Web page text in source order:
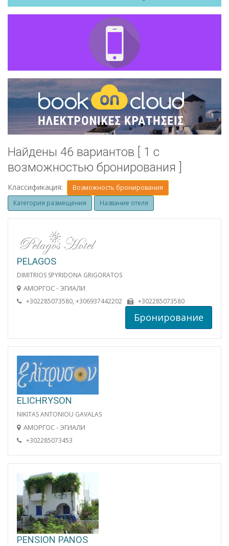
Найдены 46 вариантов [ 1 с
возможностью бронирования ]
Классификация:
Возможность бронирования
Категория размещения
Название отеля
PELAGOS
DIMITRIOS SPYRIDONA GRIGORATOS
АМОРГОС - ЭГИАЛИ
+302285073580, +306937442202 +302285073580
Бронирование
ELICHRYSON
NIKITAS ANTONIOU GAVALAS
АМОРГОС - ЭГИАЛИ
+302285073453
PENSION PANOS